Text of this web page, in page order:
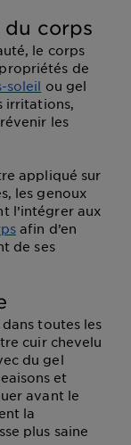
du corps
le corps
de
soleil ou gel
irritations,
les
appliqué sur
les genoux
l’intégrer aux
afin d’en
de ses
dans toutes les
cuir chevelu
du gel
et
avant le
la
plus saine